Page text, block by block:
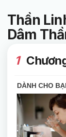
Thần
Dâm
1